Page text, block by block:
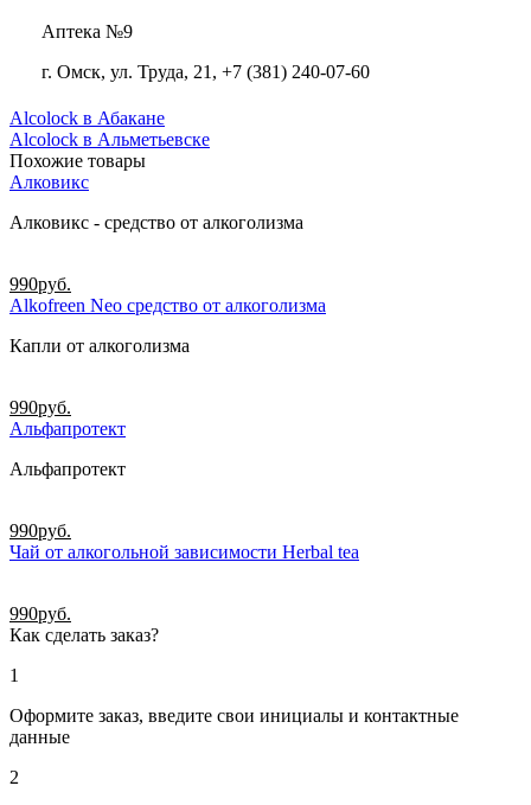
Аптека №9
г. Омск, ул. Труда, 21, +7 (381) 240-07-60
Alcolock в Абакане
Alcolock в Альметьевске
Похожие товары
Алковикс
Алковикс - средство от алкоголизма
990руб.
Alkofreen Neo средство от алкоголизма
Капли от алкоголизма
990руб.
Альфапротект
Альфапротект
990руб.
Чай от алкогольной зависимости Herbal tea
990руб.
Как сделать заказ?
1
Оформите заказ, введите свои инициалы и контактные
данные
2